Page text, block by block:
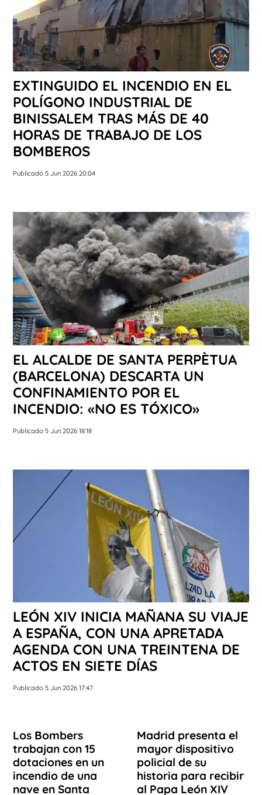
EXTINGUIDO EL INCENDIO EN EL
POLÍGONO INDUSTRIAL DE
BINISSALEM TRAS MÁS DE 40
HORAS DE TRABAJO DE LOS
BOMBEROS
Publicado 5 Jun 2026 20:04
EL ALCALDE DE SANTA PERPÈTUA
(BARCELONA) DESCARTA UN
CONFINAMIENTO POR EL
INCENDIO: «NO ES TÓXICO»
Publicado 5 Jun 2026 18:18
LEÓN XIV INICIA MAÑANA SU VIAJE
A ESPAÑA, CON UNA APRETADA
AGENDA CON UNA TREINTENA DE
ACTOS EN SIETE DÍAS
Publicado 5 Jun 2026 17:47
Los Bombers
trabajan con 15
dotaciones en un
incendio de una
nave en Santa
Madrid presenta el
mayor dispositivo
policial de su
historia para recibir
al Papa León XIV